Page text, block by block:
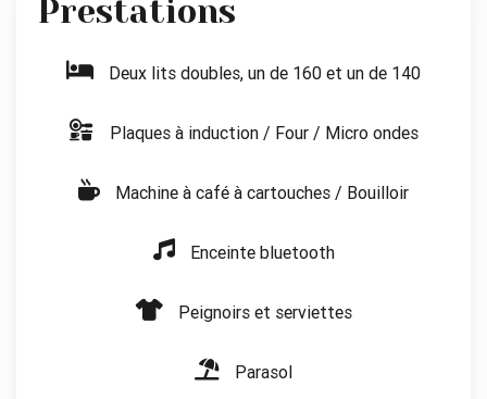
Prestations
Deux lits doubles, un de 160 et un de 140
Plaques à induction / Four / Micro ondes
Machine à café à cartouches / Bouilloir
Enceinte bluetooth
Peignoirs et serviettes
Parasol